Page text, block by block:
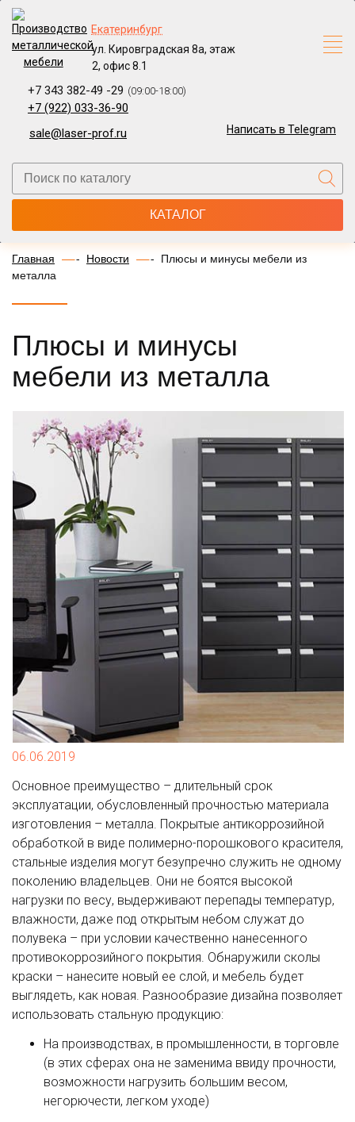
Екатеринбург
ул. Кировградская 8а, этаж
2, офис 8.1
+7 343 382-49 -29 (09:00-18:00)
+7 (922) 033-36-90
sale@laser-prof.ru
Написать в Telegram
КАТАЛОГ
Главная Новости
Плюсы и минусы мебели из
металла
Плюсы и минусы
мебели из металла
06.06.2019
Основное преимущество – длительный срок
эксплуатации, обусловленный прочностью материала
изготовления – металла. Покрытые антикоррозийной
обработкой в виде полимерно-порошкового красителя,
стальные изделия могут безупречно служить не одному
поколению владельцев. Они не боятся высокой
нагрузки по весу, выдерживают перепады температур,
влажности, даже под открытым небом служат до
полувека – при условии качественно нанесенного
противокоррозийного покрытия. Обнаружили сколы
краски – нанесите новый ее слой, и мебель будет
выглядеть, как новая. Разнообразие дизайна позволяет
использовать стальную продукцию:
На производствах, в промышленности, в торговле
(в этих сферах она не заменима ввиду прочности,
возможности нагрузить большим весом,
негорючести, легком уходе)